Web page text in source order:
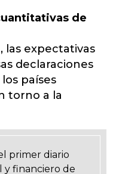
de
las expectativas
declaraciones
países
torno a la
primer diario
y financiero de